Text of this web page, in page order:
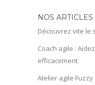
NOS
Découvrez vite le
Coach agile :
efficacement
Atelier agile